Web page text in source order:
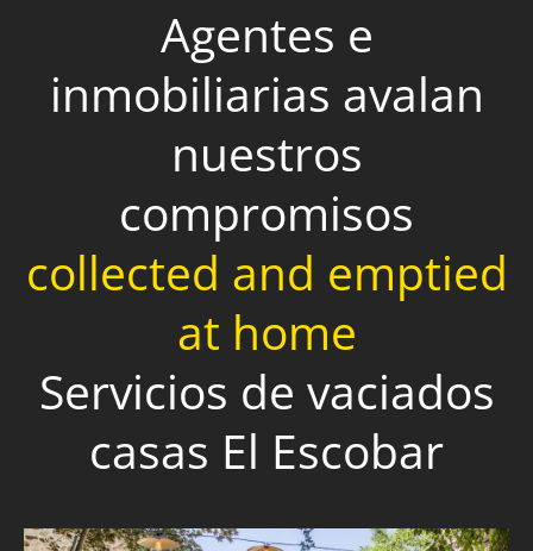
Agentes e
inmobiliarias avalan
nuestros
compromisos
collected and emptied
at home
Servicios de vaciados
casas El Escobar